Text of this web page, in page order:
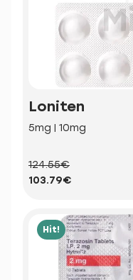
Loniten
5mg | 10mg
124.55€
103.79€
Hit!